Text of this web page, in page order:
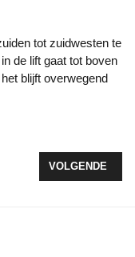
tot zuidwesten te
de lift gaat tot boven
blijft overwegend
EN KOEL, LATER
VOLGENDE
VOLGENDE